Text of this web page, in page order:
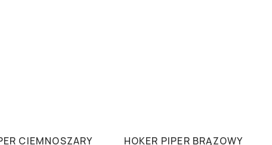
CIEMNOSZARY HOKER PIPER BRĄZOWY